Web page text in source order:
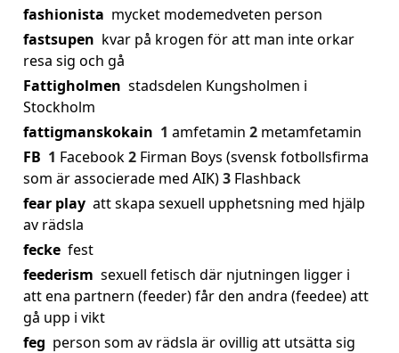
fashionista mycket modemedveten person
fastsupen kvar på krogen för att man inte orkar
resa sig och gå
Fattigholmen stadsdelen Kungsholmen i
Stockholm
fattigmanskokain 1 amfetamin 2 metamfetamin
FB 1 Facebook2 Firman Boys (svensk fotbollsfirma
som är associerade med AIK)3 Flashback
fear play att skapa sexuell upphetsning med hjälp
av rädsla
fecke fest
feederism sexuell fetisch där njutningen ligger i
att ena partnern (feeder) får den andra (feedee) att
gå upp i vikt
feg person som av rädsla är ovillig att utsätta sig